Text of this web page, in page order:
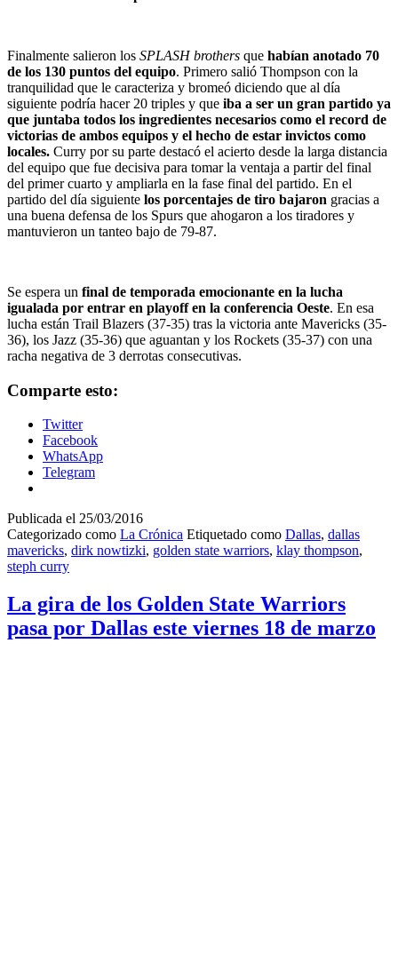
Finalmente salieron los SPLASH brothers que habían anotado 70
de los 130 puntos del equipo. Primero salió Thompson con la
tranquilidad que le caracteriza y bromeó diciendo que al día
siguiente podría hacer 20 triples y que iba a ser un gran partido ya
que juntaba todos los ingredientes necesarios como el record de
victorias de ambos equipos y el hecho de estar invictos como
locales. Curry por su parte destacó el acierto desde la larga distancia
del equipo que fue decisiva para tomar la ventaja a partir del final
del primer cuarto y ampliarla en la fase final del partido. En el
partido del día siguiente los porcentajes de tiro bajaron gracias a
una buena defensa de los Spurs que ahogaron a los tiradores y
mantuvieron un tanteo bajo de 79-87.
Se espera un final de temporada emocionante en la lucha
igualada por entrar en playoff en la conferencia Oeste. En esa
lucha están Trail Blazers (37-35) tras la victoria ante Mavericks (35-
36), los Jazz (35-36) que aguantan y los Rockets (35-37) con una
racha negativa de 3 derrotas consecutivas.
Comparte esto:
Twitter
Facebook
WhatsApp
Telegram
Publicada el 25/03/2016
Categorizado como La Crónica Etiquetado como Dallas, dallas
mavericks, dirk nowtizki, golden state warriors, klay thompson,
steph curry
La gira de los Golden State Warriors
pasa por Dallas este viernes 18 de marzo